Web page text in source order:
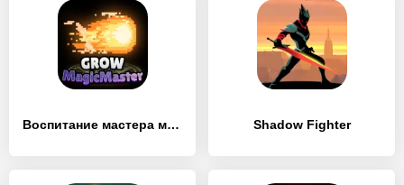
Воспитание мастера магии Shadow Fighter